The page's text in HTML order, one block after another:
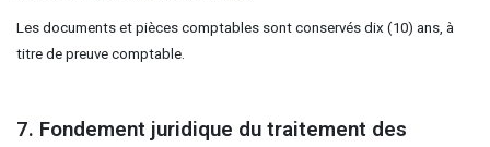
Les documents et pièces comptables sont conservés dix (10) ans, à
titre de preuve comptable.
7. Fondement juridique du traitement des